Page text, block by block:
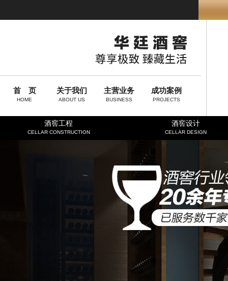
首 页
HOME
关于我们
ABOUT US
主营业务
BUSINESS
成功案例
PROJECTS
酒窖工程
CELLAR CONSTRUCTION
酒窖设计
CELLAR DESIGN